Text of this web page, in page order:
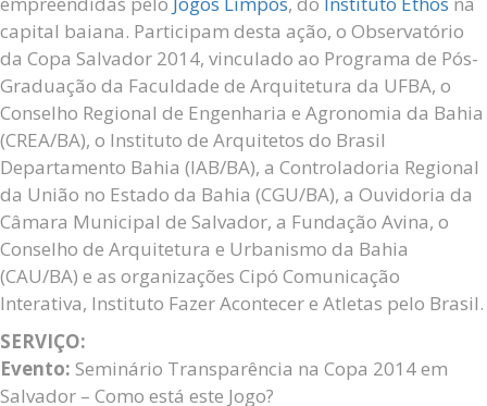
capital baiana. Participam desta ação, o Observatório
da Copa Salvador 2014, vinculado ao Programa de Pós-
Graduação da Faculdade de Arquitetura da UFBA, o
Conselho Regional de Engenharia e Agronomia da Bahia
(CREA/BA), o Instituto de Arquitetos do Brasil
Departamento Bahia (IAB/BA), a Controladoria Regional
da União no Estado da Bahia (CGU/BA), a Ouvidoria da
Câmara Municipal de Salvador, a Fundação Avina, o
Conselho de Arquitetura e Urbanismo da Bahia
(CAU/BA) e as organizações Cipó Comunicação
Interativa, Instituto Fazer Acontecer e Atletas pelo Brasil.
SERVIÇO:
Evento: Seminário Transparência na Copa 2014 em
Salvador – Como está este Jogo?